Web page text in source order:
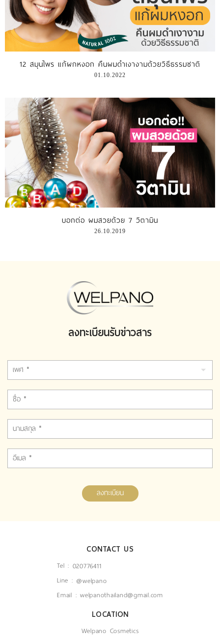
12 สมุนไพร แก้ผกหงอก คืนผมดำเงางามด้วยวิธีธรรมชาติ
01.10.2022
บอกต่อ ผมสวยด้วย 7 วิตามิน
26.10.2019
ลงทะเบียนรับข่าวสาร
ลงทะเบียน
CONTACT US
Tel : 020776411
Line : @welpano
Email :welpanothailand@gmail.com
LOCATION
Welpano Cosmetics